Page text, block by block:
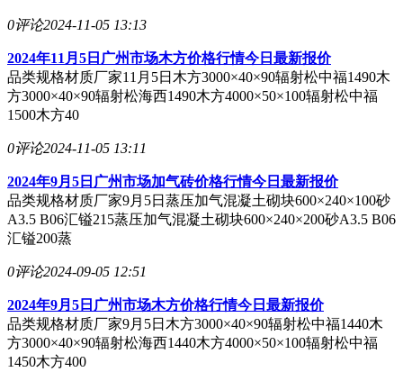
0评论2024-11-05 13:13
2024年11月5日广州市场木方价格行情今日最新报价
品类规格材质厂家11月5日木方3000×40×90辐射松中福1490木
方3000×40×90辐射松海西1490木方4000×50×100辐射松中福
1500木方40
0评论2024-11-05 13:11
2024年9月5日广州市场加气砖价格行情今日最新报价
品类规格材质厂家9月5日蒸压加气混凝土砌块600×240×100砂
A3.5 B06汇镒215蒸压加气混凝土砌块600×240×200砂A3.5 B06
汇镒200蒸
0评论2024-09-05 12:51
2024年9月5日广州市场木方价格行情今日最新报价
品类规格材质厂家9月5日木方3000×40×90辐射松中福1440木
方3000×40×90辐射松海西1440木方4000×50×100辐射松中福
1450木方400